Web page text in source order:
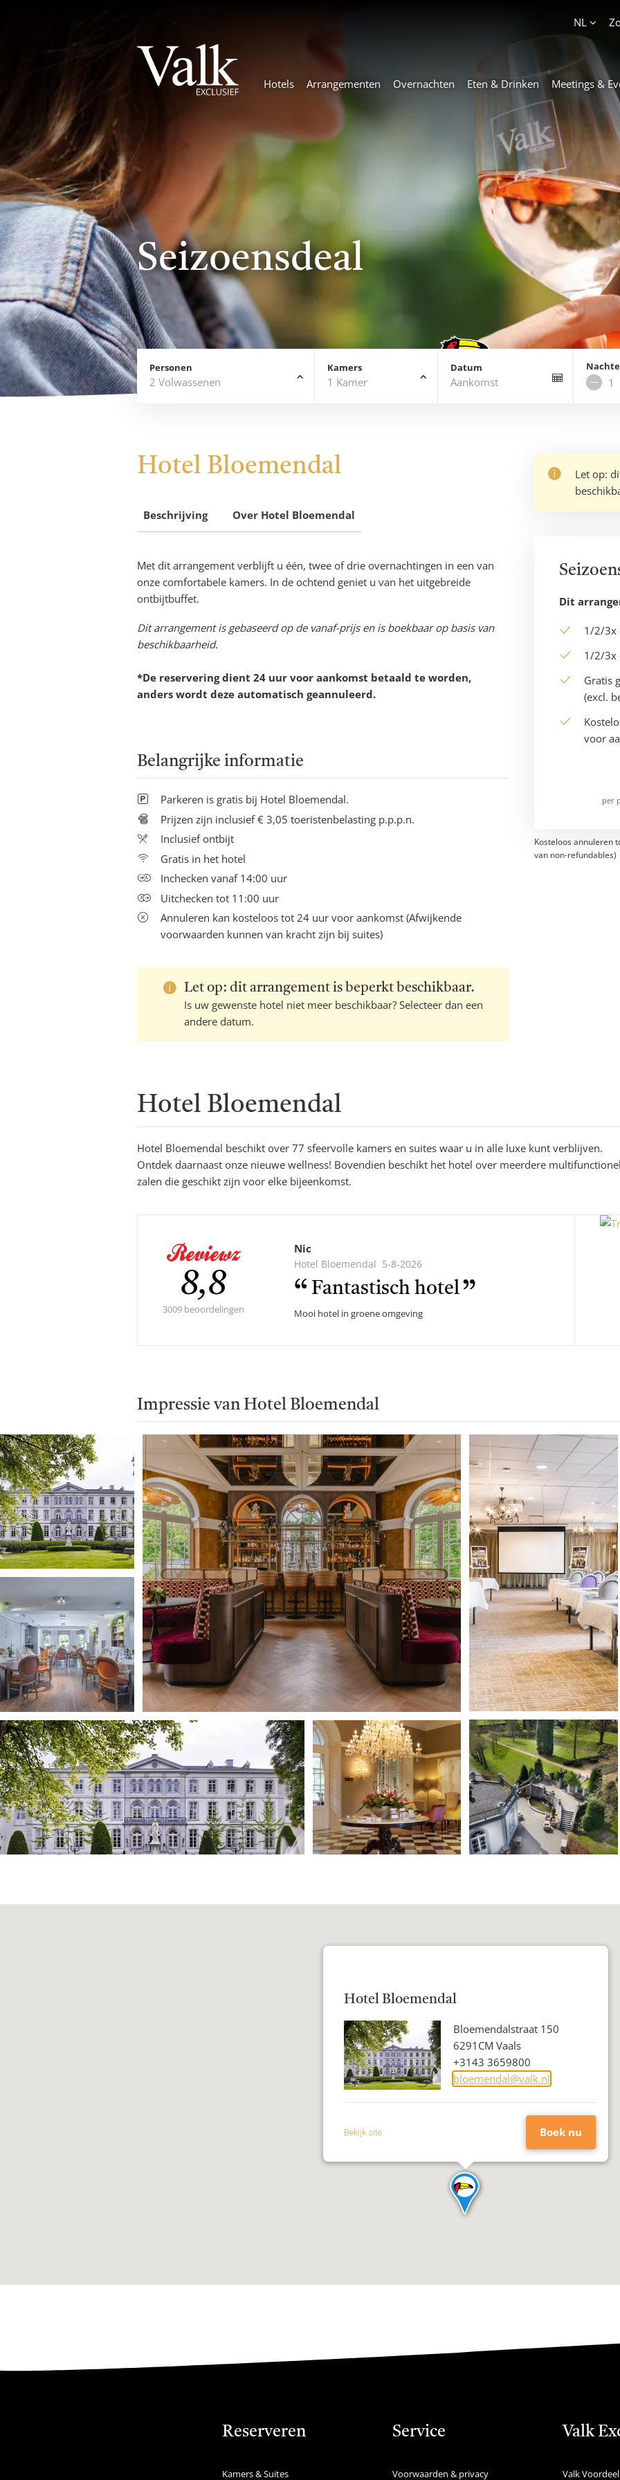
NL
Hotels Arrangementen Overnachten Eten & Drinken Meetings &
Seizoensdeal
Personen
2 Volwassenen
Kamers
1 Kamer
Datum
Aankomst
Hotel Bloemendal
Beschrijving Over Hotel Bloemendal
Met dit arrangement verblijft u één, twee of drie overnachtingen in een van
onze comfortabele kamers. In de ochtend geniet u van het uitgebreide
ontbijtbuffet.
Dit arrangement is gebaseerd op de vanaf-prijs en is boekbaar op basis van
beschikbaarheid.
*De reservering dient 24 uur voor aankomst betaald te worden,
anders wordt deze automatisch geannuleerd.
Belangrijke informatie
Parkeren is gratis bij Hotel Bloemendal.
Prijzen zijn inclusief € 3,05 toeristenbelasting p.p.p.n.
Inclusief ontbijt
Gratis in het hotel
Inchecken vanaf 14:00 uur
Uitchecken tot 11:00 uur
Annuleren kan kosteloos tot 24 uur voor aankomst (Afwijkende
voorwaarden kunnen van kracht zijn bij suites)
Let op: dit arrangement is beperkt beschikbaar.
Is uw gewenste hotel niet meer beschikbaar? Selecteer dan een
andere datum.
Let op:
Dit
1/2/3x
1/2/3x
Gratis
(excl.
voor
per
Kosteloos annuleren
van non-refundables)
Hotel Bloemendal
Hotel Bloemendal beschikt over 77 sfeervolle kamers en suites waar u in alle luxe kunt verblijven.
Ontdek daarnaast onze nieuwe wellness! Bovendien beschikt het hotel over meerdere
zalen die geschikt zijn voor elke bijeenkomst.
Gemiddelde
score:
8,8
3009 beoordelingen
Nic
Hotel Bloemendal 5-8-2026
Fantastisch hotel
Mooi hotel in groene omgeving
Impressie van Hotel Bloemendal
Hotel Bloemendal
Adres
Bloemendalstraat 150
Postcode
Woonplaats
6291CM Vaals
Telefoon
+3143 3659800
E-
bloemendal@valk.nl
Bekijk site Boek nu
Reserveren
Kamers & Suites
Service
Voorwaarden & privacy
Valk
Valk Voordeel